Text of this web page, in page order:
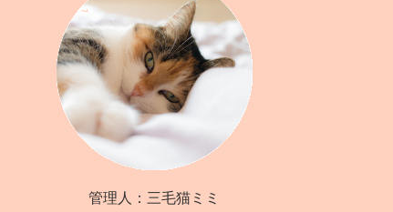
管理人：三毛猫ミミ